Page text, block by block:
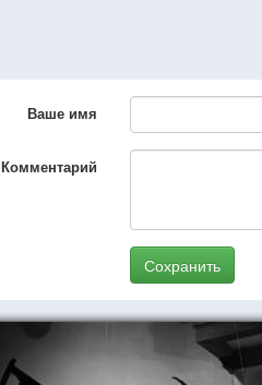
Ваше имя
Комментарий
Сохранить